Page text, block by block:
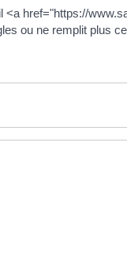
href="https://
ou ne remplit plus